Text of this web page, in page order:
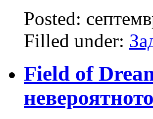
Posted:
Filled under:
Field of
невероятното